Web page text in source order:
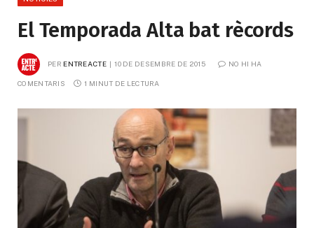
El Temporada Alta bat rècords
PER ENTREACTE 10 DE DESEMBRE DE 2015 NO HI HA
COMENTARIS 1 MINUT DE LECTURA